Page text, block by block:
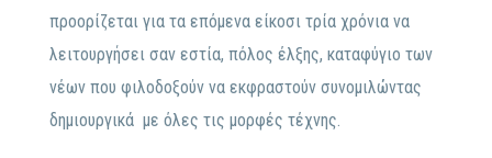
προορίζεται για τα επόμενα είκοσι τρία χρόνια να
λειτουργήσει σαν εστία, πόλος έλξης, καταφύγιο των
νέων που φιλοδοξούν να εκφραστούν συνομιλώντας
δημιουργικά με όλες τις μορφές τέχνης.